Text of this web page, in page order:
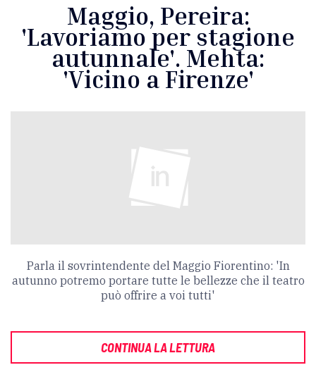
Maggio, Pereira:
'Lavoriamo per stagione
autunnale'. Mehta:
'Vicino a Firenze'
Parla il sovrintendente del Maggio Fiorentino: 'In
autunno potremo portare tutte le bellezze che il teatro
può offrire a voi tutti'
CONTINUA LA LETTURA